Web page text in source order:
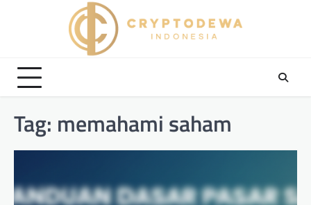
Tag: memahami saham